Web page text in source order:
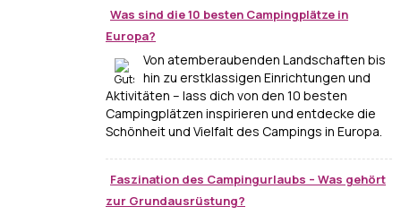
Was sind die 10 besten Campingplätze in
Europa?
Von atemberaubenden Landschaften bis
hin zu erstklassigen Einrichtungen und
Aktivitäten – lass dich von den 10 besten
Campingplätzen inspirieren und entdecke die
Schönheit und Vielfalt des Campings in Europa.
Faszination des Campingurlaubs – Was gehört
zur Grundausrüstung?